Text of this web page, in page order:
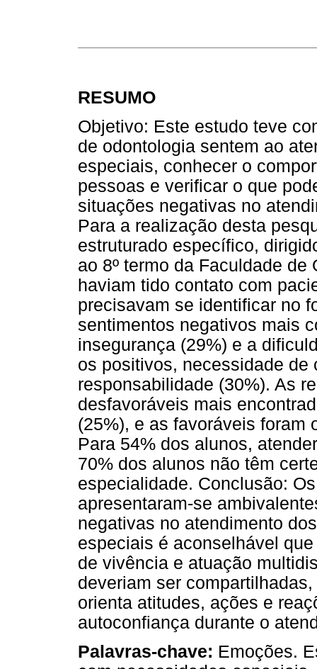
RESUMO
Objetivo: Este estudo teve
de odontologia sentem ao
especiais, conhecer o
pessoas e verificar o que
situações negativas no
Para a realização desta
estruturado específico,
ao 8º termo da Faculdade
haviam tido contato com
precisavam se identificar no
sentimentos negativos mais
insegurança (29%) e a
os positivos, necessidade de
responsabilidade (30%). As
desfavoráveis mais
(25%), e as favoráveis foram
Para 54% dos alunos,
70% dos alunos não têm
especialidade. Conclusão:
apresentaram-se
negativas no atendimento
especiais é aconselhável
de vivência e atuação
deveriam ser
orienta atitudes, ações e
autoconfiança durante o
Palavras-chave: Emoções.